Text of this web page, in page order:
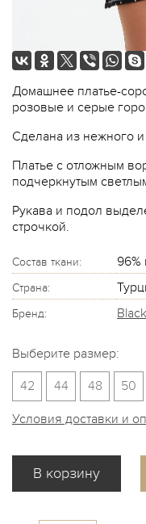
Домашнее платье-
розовые и серые
Сделана из нежного
Платье с отложным
подчеркнутым
Рукава и подол
строчкой.
Состав ткани: 96%
Страна:
Бренд:
Выберите размер:
42
44 48 50
Условия доставки и